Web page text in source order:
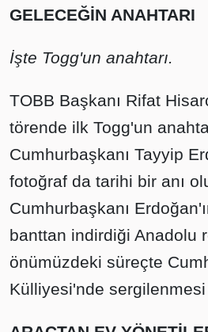
GELECEĞİN ANAHTARI
İşte Togg'un anahtarı.
TOBB Başkanı Rifat
törende ilk Togg'un
Cumhurbaşkanı Tayyip
fotoğraf da tarihi bir anı
Cumhurbaşkanı
banttan indirdiği Anadolu
önümüzdeki süreçte
Külliyesi'nde sergilenmesi